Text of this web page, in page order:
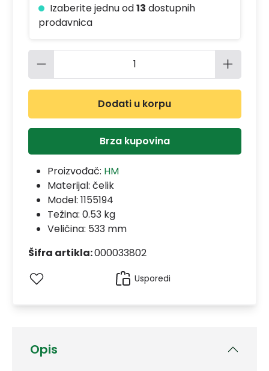
Opis
Izaberite jednu od13 dostupnih
prodavnica
Količina proizvoda: Unesite
Dodati u korpu
Brza kupovina
Proizvođač: HM
Materijal: čelik
Model: 1155194
Težina: 0.53 kg
Veličina: 533 mm
Šifra artikla:000033802
Usporedi